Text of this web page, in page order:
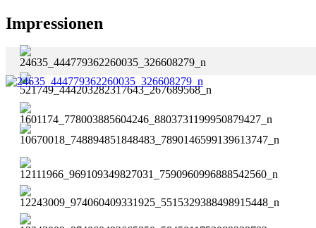
Impressionen